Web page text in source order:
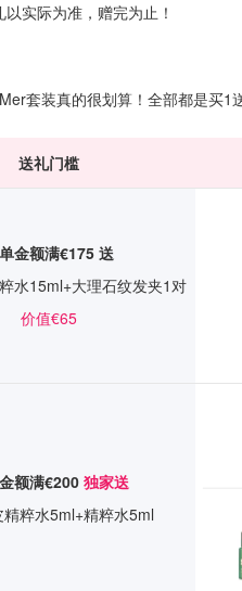
实际为准，赠完为止！
套装真的很划算！全部都是买1
送礼门槛
金额满€175 送
水15ml+大理石纹发夹1对
价值€65
额满€200独家送
精粹水5ml+精粹水5ml